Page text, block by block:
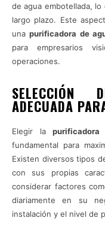
de agua embotellada,
largo plazo. Este
unapurificadora de
para empresarios
operaciones.
SELECCIÓN
ADECUADA
Elegir la
fundamental para
Existen diversos tipos
con sus propias
considerar factores
diariamente en su
instalación y el nivel de